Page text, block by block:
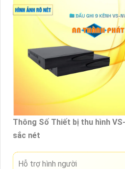
Thông Số Thiết bị thu hình
sắc nét
Hỗ trợ hình người